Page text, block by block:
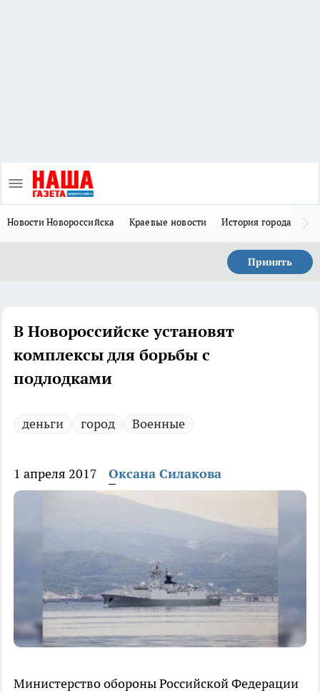
Новости Новороссийска Краевые новости История города Н
Принять
В Новороссийске установят
комплексы для борьбы с
подлодками
деньги город Военные
1 апреля 2017 Оксана Силакова
Министерство обороны Российской Федерации